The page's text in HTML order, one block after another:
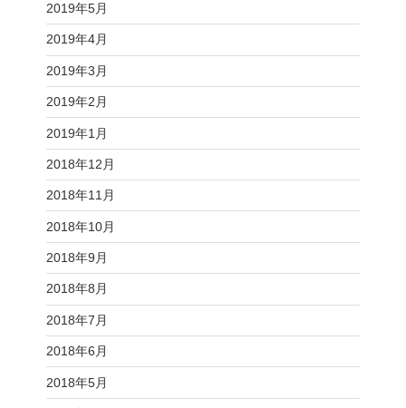
2019年5月
2019年4月
2019年3月
2019年2月
2019年1月
2018年12月
2018年11月
2018年10月
2018年9月
2018年8月
2018年7月
2018年6月
2018年5月